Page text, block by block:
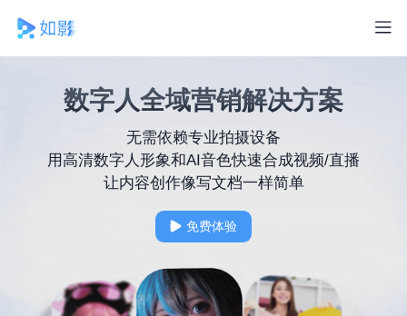
数字人全域营销解决方案
无需依赖专业拍摄设备
用高清数字人形象和AI音色快速合成视频/直播
让内容创作像写文档一样简单
免费体验